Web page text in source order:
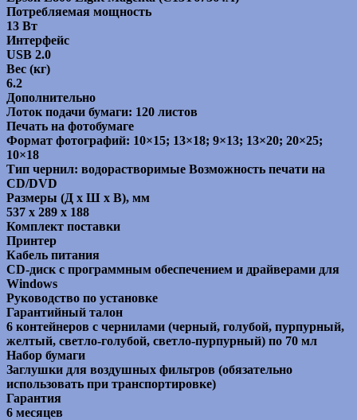
Потребляемая мощность
13 Вт
Интерфейс
USB 2.0
Вес (кг)
6.2
Дополнительно
Лоток подачи бумаги: 120 листов
Печать на фотобумаге
Формат фотографий: 10×15; 13×18; 9×13; 13×20; 20×25;
10×18
Тип чернил: водорастворимые Возможность печати на
CD/DVD
Размеры (Д х Ш х В), мм
537 x 289 x 188
Комплект поставки
Принтер
Кабель питания
CD-диск с программным обеспечением и драйверами для
Windows
Руководство по установке
Гарантийный талон
6 контейнеров с чернилами (черный, голубой, пурпурный,
желтый, светло-голубой, светло-пурпурный) по 70 мл
Набор бумаги
Заглушки для воздушных фильтров (обязательно
использовать при транспортировке)
Гарантия
6 месяцев